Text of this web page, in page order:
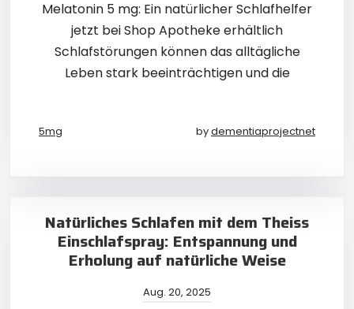
Melatonin 5 mg: Ein natürlicher Schlafhelfer
jetzt bei Shop Apotheke erhältlich
Schlafstörungen können das alltägliche
Leben stark beeinträchtigen und die
5mg bydementiaprojectnet
Natürliches Schlafen mit dem Theiss
Einschlafspray: Entspannung und
Erholung auf natürliche Weise
Aug. 20, 2025